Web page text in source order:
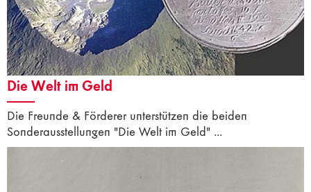
Die Welt im Geld
Die Freunde & Förderer unterstützen die beiden
Sonderausstellungen "Die Welt im Geld" ...